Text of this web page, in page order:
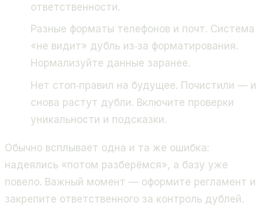
ответственности.
Разные форматы телефонов и почт. Система
«не видит» дубль из‑за форматирования.
Нормализуйте данные заранее.
Нет стоп‑правил на будущее. Почистили — и
снова растут дубли. Включите проверки
уникальности и подсказки.
Обычно всплывает одна и та же ошибка:
надеялись «потом разберёмся», а базу уже
повело. Важный момент — оформите регламент и
закрепите ответственного за контроль дублей.